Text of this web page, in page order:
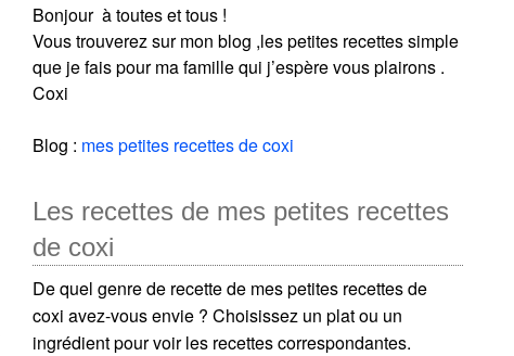
Bonjour à toutes et tous !
Vous trouverez sur mon blog ,les petites recettes simple
que je fais pour ma famille qui j’espère vous plairons .
Coxi
Blog : mes petites recettes de coxi
Les recettes de mes petites recettes
de coxi
De quel genre de recette de mes petites recettes de
coxi avez-vous envie ? Choisissez un plat ou un
ingrédient pour voir les recettes correspondantes.